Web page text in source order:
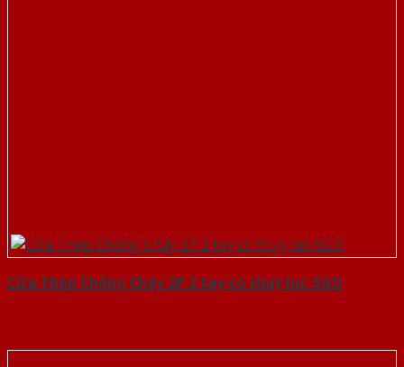
Cửa Thép Chống Cháy 2P 2 tay co thuy luc-SGD